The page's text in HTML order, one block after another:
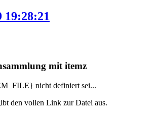
19:28:21
mit itemz
nicht definiert sei...
den vollen Link zur Datei aus.